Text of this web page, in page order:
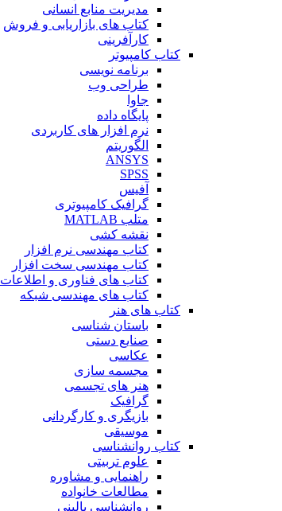
مدیریت منابع انسانی
کتاب های بازاریابی و فروش
کارآفرینی
کتاب کامپیوتر
برنامه نویسی
طراحی وب
جاوا
پایگاه داده
نرم افزار های کاربردی
الگوریتم
ANSYS
SPSS
آفیس
گرافیک کامپیوتری
متلب MATLAB
نقشه کشی
کتاب مهندسی نرم افزار
کتاب مهندسی سخت افزار
کتاب های فناوری و اطلاعات IT
کتاب های مهندسی شبکه
کتاب های هنر
باستان شناسی
صنایع دستی
عکاسی
مجسمه سازی
هنر های تجسمی
گرافیک
بازیگری و کارگردانی
موسیقی
کتاب روانشناسی
علوم تربیتی
راهنمایی و مشاوره
مطالعات خانواده
روانشناسی بالینی